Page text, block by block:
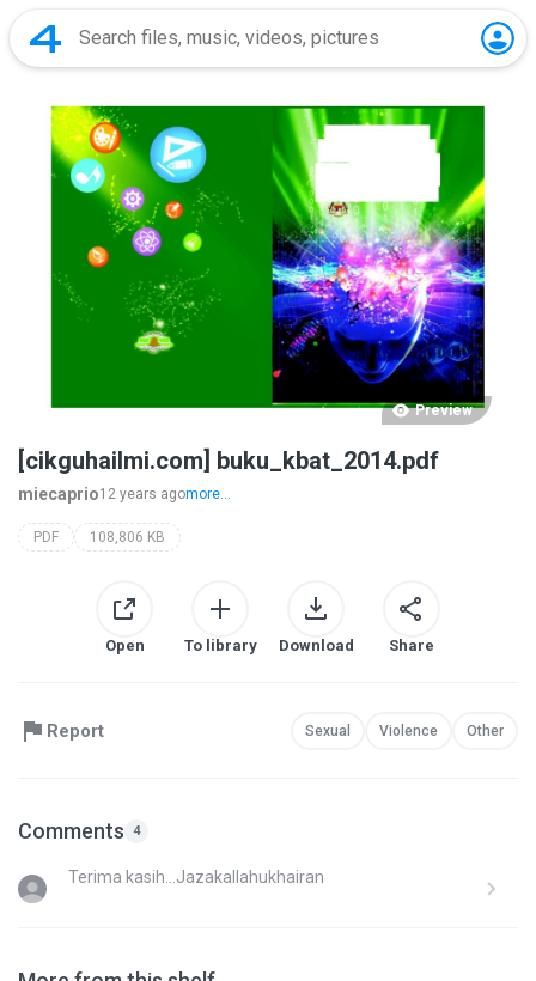
Preview
[cikguhailmi.com] buku_kbat_2014.pdf
miecaprio12 years agomore...
PDF 108,806 KB
Open To library Download Share
Report Sexual Violence Other
Comments 4
Terima kasih...Jazakallahukhairan